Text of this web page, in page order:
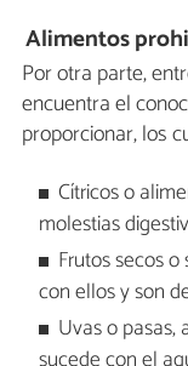
Alimentos
Por otra parte,
encuentra el
proporcionar, los
Cítricos o
molestias
Frutos secos
con ellos y son
Uvas o pasas,